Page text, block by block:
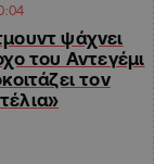
ψάχνει
του Αντεγέμι
τον